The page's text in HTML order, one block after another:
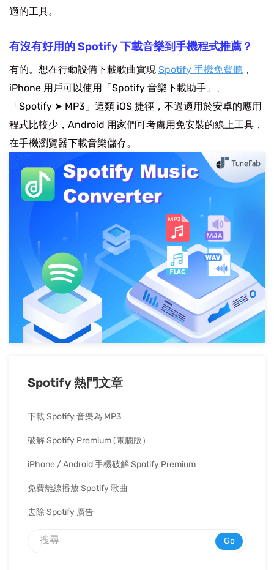
適的工具。
有沒有好用的 Spotify 下載音樂到手機程式推薦？
有的。想在行動設備下載歌曲實現 Spotify 手機免費聽 ，
iPhone 用戶可以使用「Spotify 音樂下載助手」、
「Spotify ➤ MP3」這類 iOS 捷徑，不過適用於安卓的應用
程式比較少，Android 用家們可考慮用免安裝的線上工具，
在手機瀏覽器下載音樂儲存。
Spotify 熱門文章
下載 Spotify 音樂為 MP3
破解 Spotify Premium (電腦版）
iPhone / Android 手機破解 Spotify Premium
免費離線播放 Spotify 歌曲
去除 Spotify 廣告
Go